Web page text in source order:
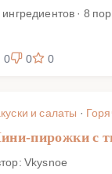
ингредиентов · 8
0 0 0
и салаты ·
пирожки с
Vkysnoe